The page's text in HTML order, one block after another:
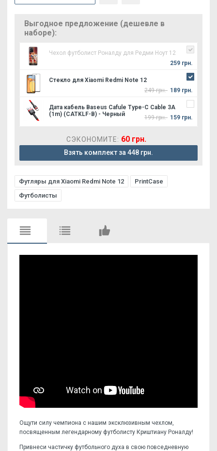
Выгодное предложение (дешевле в
наборе):
Чехол футболист Роналду для Редми Ноут 12
259 грн.
Стекло для Xiaomi Redmi Note 12
249 грн. 189 грн.
Дата кабель Baseus Cafule Type-C Cable 3A
(1m) (CATKLF-B) - Черный
199 грн. 159 грн.
СЭКОНОМИТЕ: 60 грн.
Взять комплект за 448 грн.
Футляры для Xiaomi Redmi Note 12
PrintCase
Футболисты
Ощути силу чемпиона с нашим эксклюзивным чехлом,
посвященным легендарному футболисту Криштиану Роналду!
Привнеси частичку футбольного духа в свою повседневную